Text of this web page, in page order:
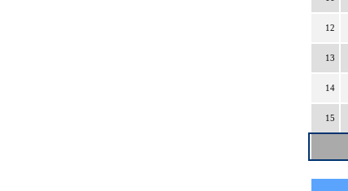
12
13
14
15